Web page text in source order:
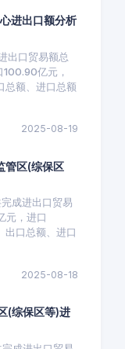
进出口额分析
出口贸易额总
亿元，
总额、进口总额
2025-08-19
管区(综保区
成进出口贸易
元，进口
出口总额、进口
2025-08-18
(综保区等)进